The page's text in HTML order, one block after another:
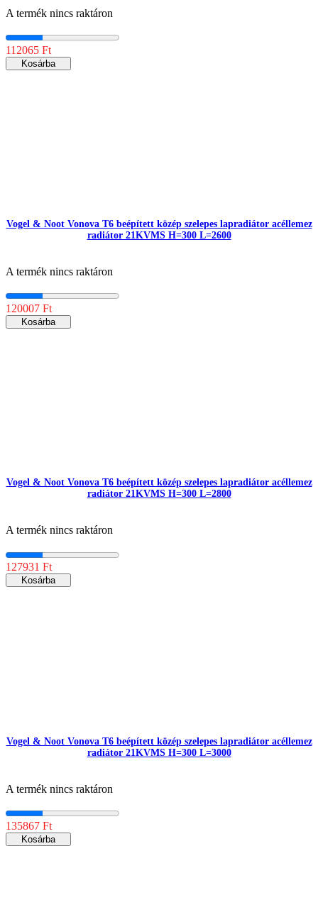
A termék nincs raktáron
112065 Ft
Kosárba
Vogel & Noot Vonova T6 beépített közép szelepes lapradiátor acéllemez
radiátor 21KVMS H=300 L=2600
A termék nincs raktáron
120007 Ft
Kosárba
Vogel & Noot Vonova T6 beépített közép szelepes lapradiátor acéllemez
radiátor 21KVMS H=300 L=2800
A termék nincs raktáron
127931 Ft
Kosárba
Vogel & Noot Vonova T6 beépített közép szelepes lapradiátor acéllemez
radiátor 21KVMS H=300 L=3000
A termék nincs raktáron
135867 Ft
Kosárba